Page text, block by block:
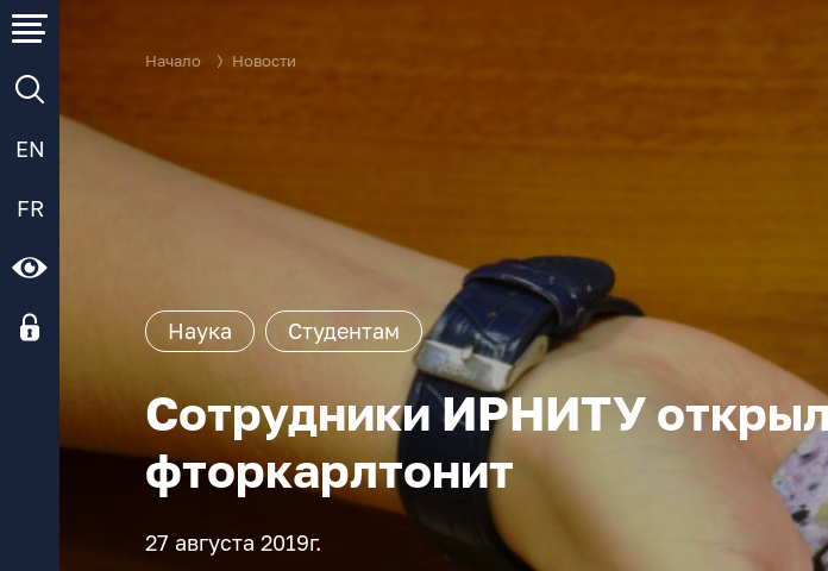
EN
FR
Начало Новости
Наука Студентам
Сотрудники ИРНИТУ
фторкарлтонит
27 августа 2019г.